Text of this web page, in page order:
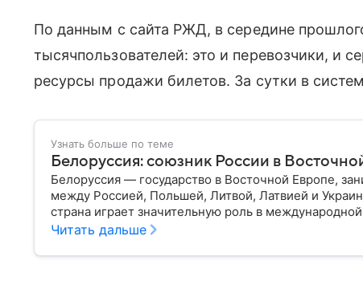
По данным с сайта РЖД, в середине
тысячпользователей: это и перевозчики, и
ресурсы продажи билетов. За сутки в
Узнать больше по теме
Белоруссия: союзник России в
Белоруссия — государство в Восточной Европе,
между Россией, Польшей, Литвой, Латвией и
страна играет значительную роль в
материале разбираем главное о союзной РФ
Читать дальше